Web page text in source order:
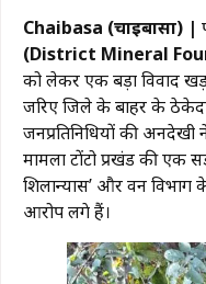
Chaibasa (चाईबासा) |
(District Mineral
को लेकर एक बड़ा विवाद
जरिए जिले के बाहर के
जनप्रतिनिधियों की अनदेखी
मामला टोंटो प्रखंड की एक
शिलान्यास’ और वन विभाग
आरोप लगे हैं।